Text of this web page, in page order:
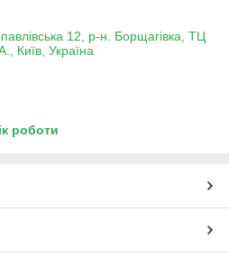
12, р-н. Борщагівка, ТЦ
Київ, Україна
роботи